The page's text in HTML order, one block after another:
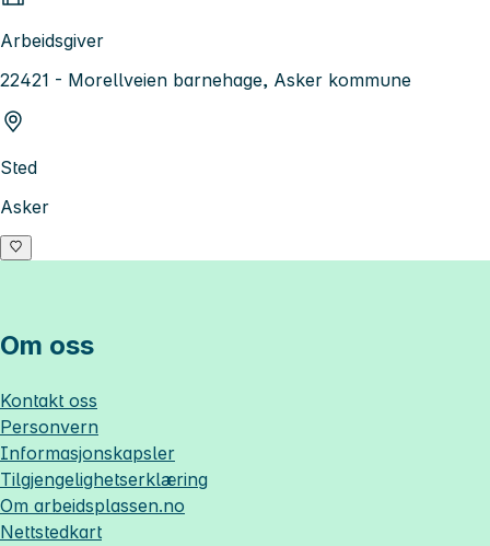
Arbeidsgiver
22421 - Morellveien barnehage, Asker kommune
Sted
Asker
Om oss
Kontakt oss
Personvern
Informasjonskapsler
Tilgjengelighetserklæring
Om arbeidsplassen.no
Nettstedkart